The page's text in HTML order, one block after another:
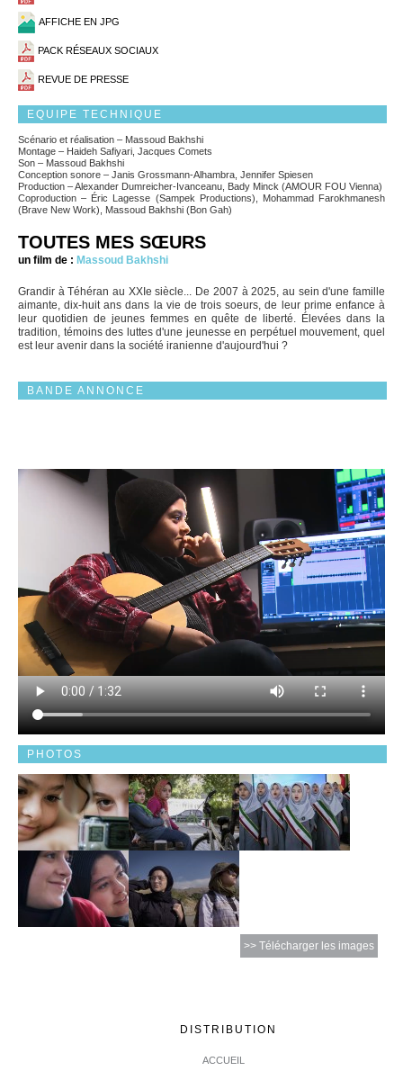
AFFICHE EN JPG
PACK RÉSEAUX SOCIAUX
REVUE DE PRESSE
EQUIPE TECHNIQUE
Scénario et réalisation – Massoud Bakhshi
Montage – Haideh Safiyari, Jacques Comets
Son – Massoud Bakhshi
Conception sonore – Janis Grossmann-Alhambra, Jennifer Spiesen
Production – Alexander Dumreicher-Ivanceanu, Bady Minck (AMOUR FOU Vienna)
Coproduction – Éric Lagesse (Sampek Productions), Mohammad Farokhmanesh
(Brave New Work), Massoud Bakhshi (Bon Gah)
TOUTES MES SŒURS
un film de : Massoud Bakhshi
Grandir à Téhéran au XXIe siècle... De 2007 à 2025, au sein d'une famille
aimante, dix-huit ans dans la vie de trois soeurs, de leur prime enfance à
leur quotidien de jeunes femmes en quête de liberté. Élevées dans la
tradition, témoins des luttes d'une jeunesse en perpétuel mouvement, quel
est leur avenir dans la société iranienne d'aujourd'hui ?
BANDE ANNONCE
PHOTOS
>> Télécharger les images
DISTRIBUTION
ACCUEIL